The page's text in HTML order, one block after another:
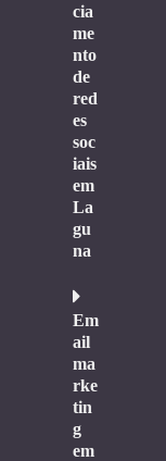
cia
me
nto
de
red
es
soc
iais
em
La
gu
na
Em
ail
ma
rke
tin
g
em